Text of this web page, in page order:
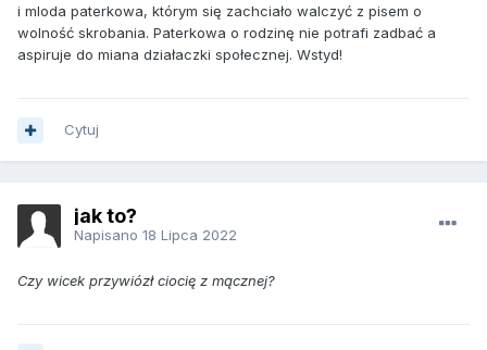
i mloda paterkowa, którym się zachciało walczyć z pisem o
wolność skrobania. Paterkowa o rodzinę nie potrafi zadbać a
aspiruje do miana działaczki społecznej. Wstyd!
Cytuj
jak to?
Napisano 18 Lipca 2022
Czy wicek przywiózł ciocię z mącznej?